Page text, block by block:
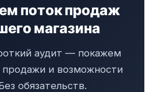
поток продаж
магазина
аудит — покажем
и возможности
обязательств.